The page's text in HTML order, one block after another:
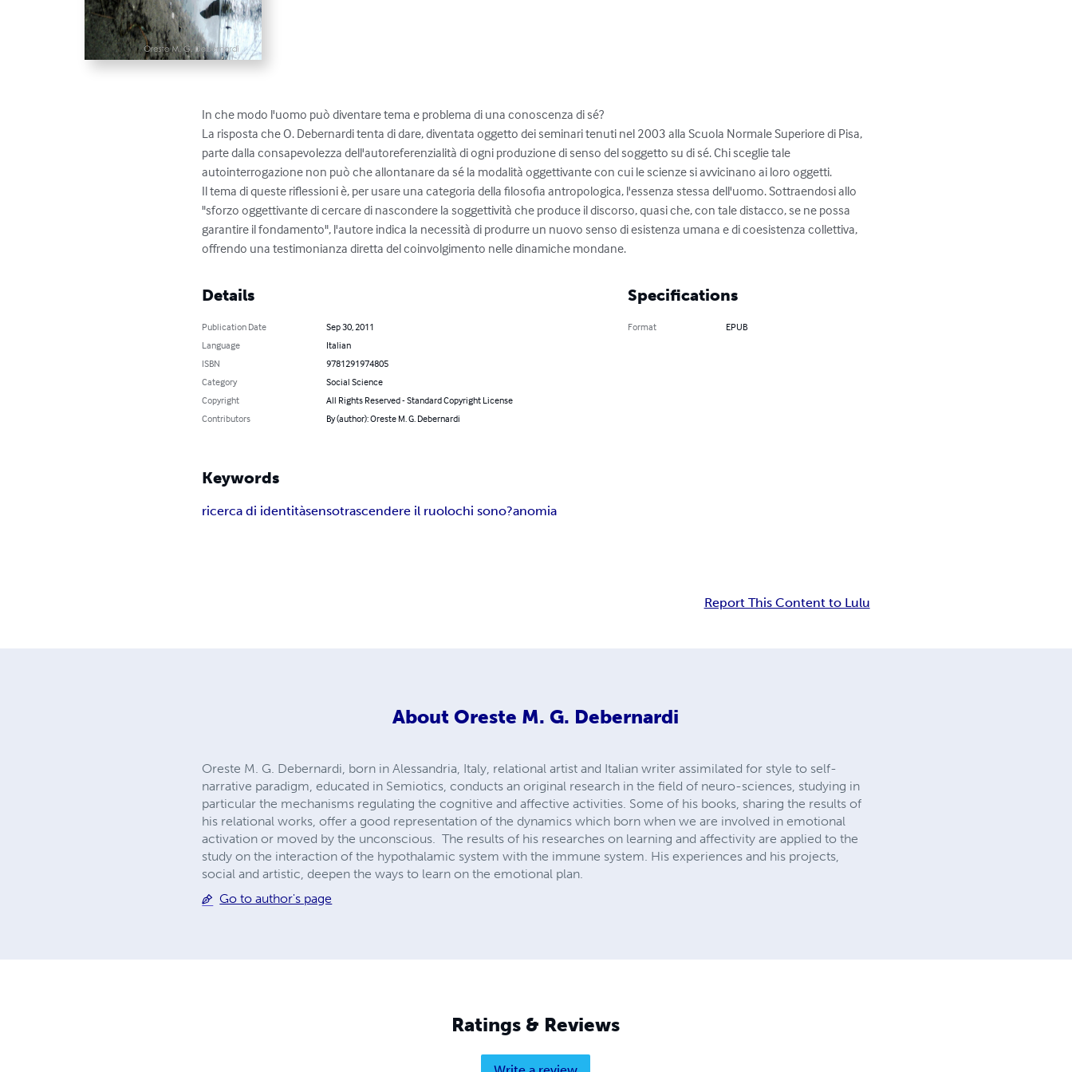
In che modo l'uomo può diventare tema e problema di una conoscenza di sé?
La risposta che O. Debernardi tenta di dare, diventata oggetto dei seminari tenuti nel 2003 alla Scuola Normale Superiore di Pisa,
parte dalla consapevolezza dell'autoreferenzialità di ogni produzione di senso del soggetto su di sé. Chi sceglie tale
autointerrogazione non può che allontanare da sé la modalità oggettivante con cui le scienze si avvicinano ai loro oggetti.
Il tema di queste riflessioni è, per usare una categoria della filosofia antropologica, l'essenza stessa dell'uomo. Sottraendosi allo
"sforzo oggettivante di cercare di nascondere la soggettività che produce il discorso, quasi che, con tale distacco, se ne possa
garantire il fondamento", l'autore indica la necessità di produrre un nuovo senso di esistenza umana e di coesistenza collettiva,
offrendo una testimonianza diretta del coinvolgimento nelle dinamiche mondane.
Details
Publication Date
Sep 30, 2011
Language
Italian
ISBN
9781291974805
Category
Social Science
Copyright
All Rights Reserved - Standard Copyright License
Contributors
By (author): Oreste M. G. Debernardi
Specifications
Format EPUB
Keywords
ricerca di identitàsensotrascendere il ruolochi sono?anomia
Report This Content to Lulu
About Oreste M. G. Debernardi
Oreste M. G. Debernardi, born in Alessandria, Italy, relational artist and Italian writer assimilated for style to self-
narrative paradigm, educated in Semiotics, conducts an original research in the field of neuro-sciences, studying in
particular the mechanisms regulating the cognitive and affective activities. Some of his books, sharing the results of
his relational works, offer a good representation of the dynamics which born when we are involved in emotional
activation or moved by the unconscious. The results of his researches on learning and affectivity are applied to the
study on the interaction of the hypothalamic system with the immune system. His experiences and his projects,
social and artistic, deepen the ways to learn on the emotional plan.
Go to author's page
Ratings & Reviews